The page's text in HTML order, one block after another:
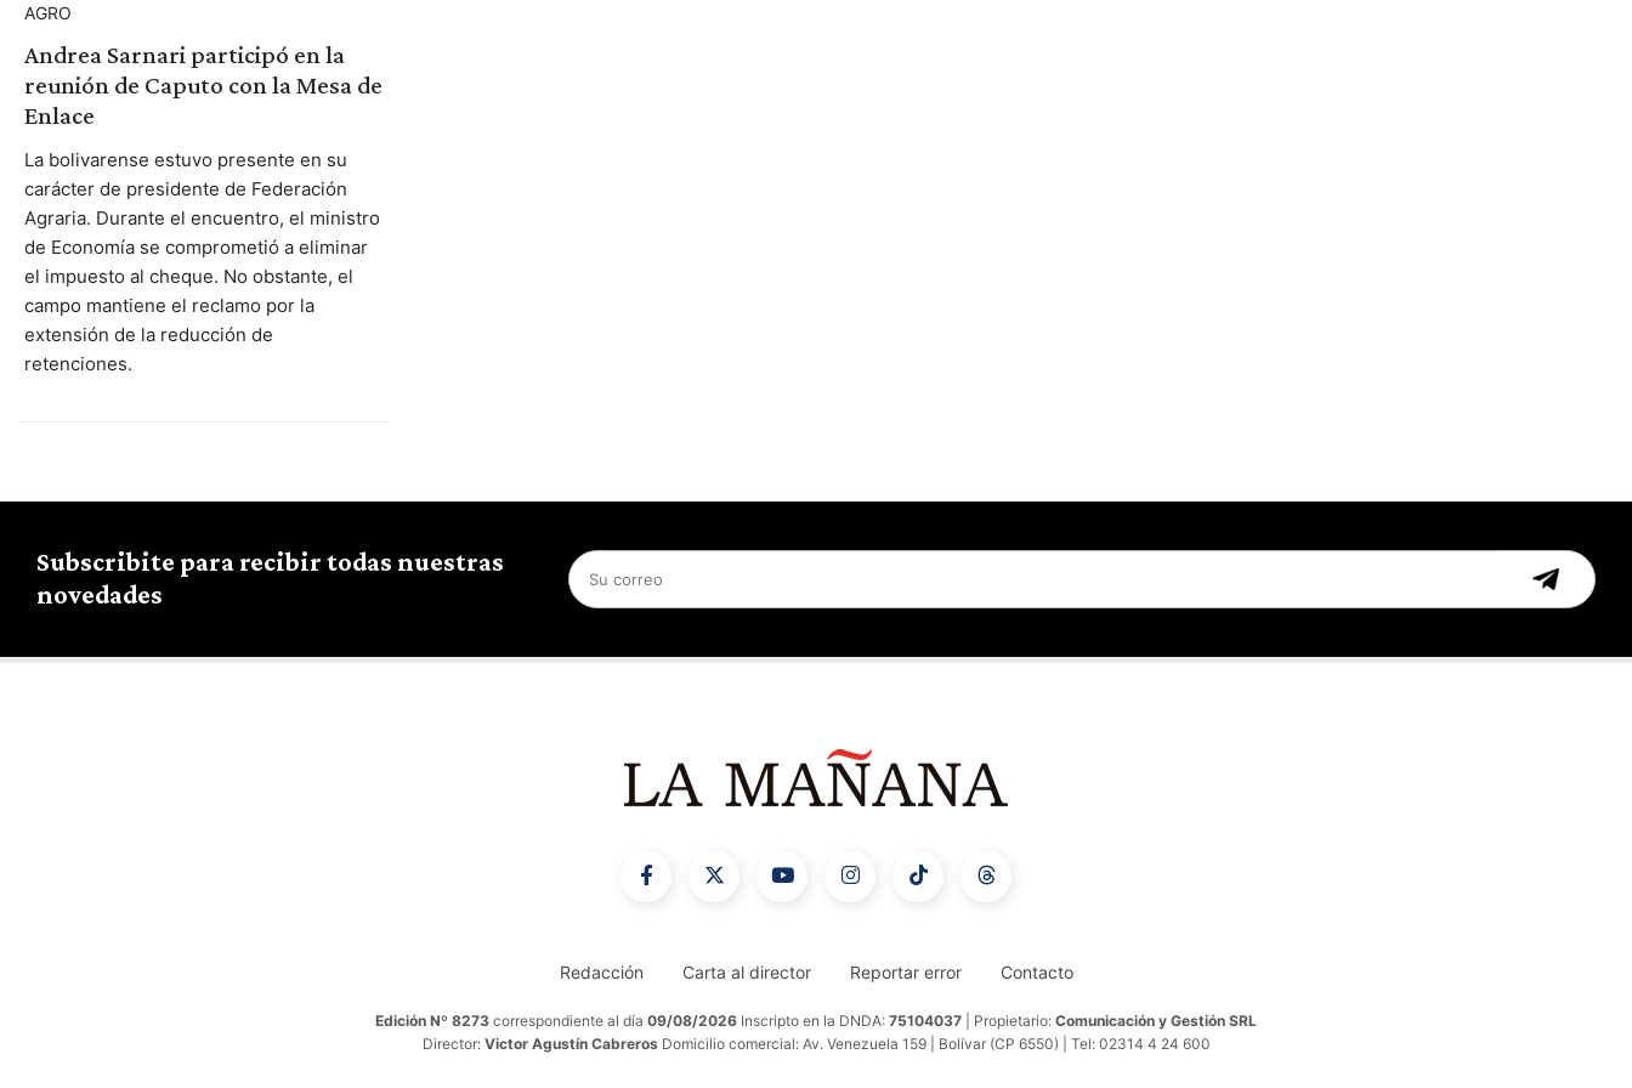
AGRO
Andrea Sarnari participó en la
reunión de Caputo con la Mesa de
Enlace
La bolivarense estuvo presente en su
carácter de presidente de Federación
Agraria. Durante el encuentro, el ministro
de Economía se comprometió a eliminar
el impuesto al cheque. No obstante, el
campo mantiene el reclamo por la
extensión de la reducción de
retenciones.
Subscribite para recibir todas nuestras
novedades
Redacción Carta al director Reportar error Contacto
Edición Nº 8273 correspondiente al día 09/08/2026 Inscripto en la DNDA: 75104037 | Propietario: Comunicación y Gestión SRL
Director: Victor Agustín Cabreros Domicilio comercial: Av. Venezuela 159 | Bolívar (CP 6550) | Tel: 02314 4 24 600